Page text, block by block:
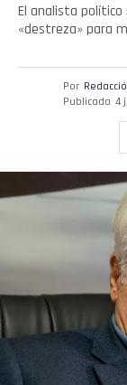
El analista
«destreza» para
Por
Publicado 4